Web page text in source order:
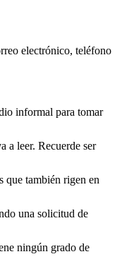
electrónico, teléfono
informal para tomar
a leer. Recuerde ser
que también rigen en
una solicitud de
ningún grado de